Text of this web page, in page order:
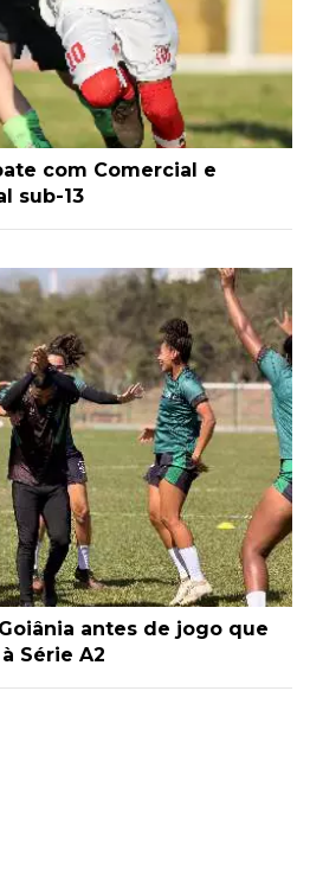
com Comercial e
sub-13
antes de jogo que
Série A2